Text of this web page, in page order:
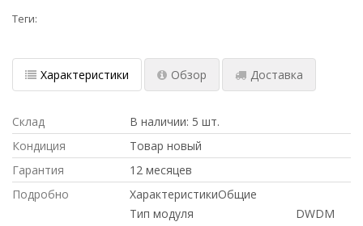
Теги:
Характеристики Обзор Доставка
Склад
В наличии: 5 шт.
Кондиция
Товар новый
Гарантия
12 месяцев
Подробно
ХарактеристикиОбщие
Тип модуля
DWDM